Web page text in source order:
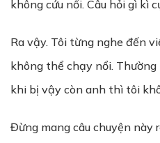
không cứu nổi. Câu hỏi gì kì
Ra vậy. Tôi từng nghe đến
không thể chạy nổi.
khi bị vậy còn anh thì tôi
Đừng mang câu chuyện này